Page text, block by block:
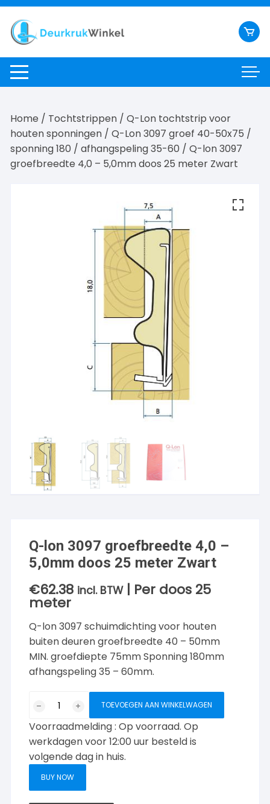
Ga
naar
inhoud
Home / Tochtstrippen /Q-Lon tochtstrip voor
houten sponningen /Q-Lon 3097 groef 40-50x75 /
sponning 180 / afhangspeling 35-60 / Q-lon 3097
groefbreedte 4,0 – 5,0mm doos 25 meter Zwart
Q-lon 3097 groefbreedte 4,0 –
5,0mm doos 25 meter Zwart
€62.38 incl. BTW | Per doos 25
meter
Q-lon 3097 schuimdichting voor houten
buiten deuren groefbreedte 40 – 50mm
MIN. groefdiepte 75mm Sponning 180mm
afhangspeling 35 – 60mm.
3097
groefbreedte
4,0
TOEVOEGEN AAN WINKELWAGEN
Voorraadmelding : Op voorraad. Op
werkdagen voor 12:00 uur besteld is
volgende dag in huis.
BUY NOW